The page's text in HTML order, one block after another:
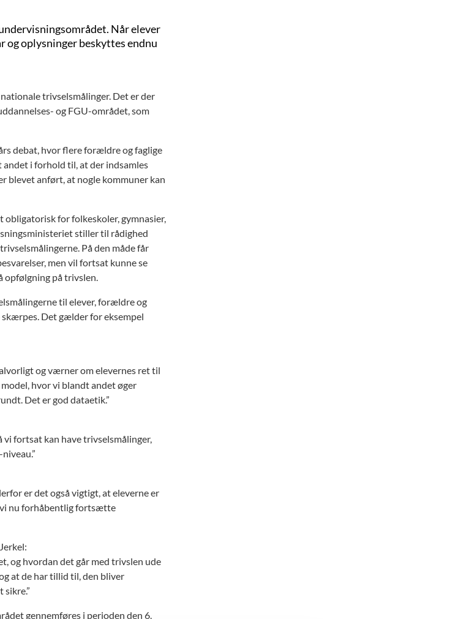
Når elever
og oplysninger beskyttes endnu
trivselsmålinger. Det er der
og FGU-området, som
debat, hvor flere forældre og faglige
i forhold til, at der indsamles
blevet anført, at nogle kommuner kan
obligatorisk for folkeskoler, gymnasier,
stiller til rådighed
På den måde får
men vil fortsat kunne se
opfølgning på trivslen.
til elever, forældre og
Det gælder for eksempel
og værner om elevernes ret til
hvor vi blandt andet øger
Det er god dataetik.”
fortsat kan have trivselsmålinger,
er det også vigtigt, at eleverne er
vi nu forhåbentlig fortsætte
og hvordan det går med trivslen ude
at de har tillid til, den bliver
gennemføres i perioden den 6.